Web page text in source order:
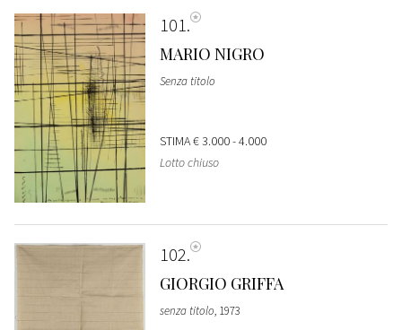
101
MARIO NIGRO
Senza titolo
STIMA€ 3.000 - 4.000
Lotto chiuso
102
GIORGIO GRIFFA
senza titolo, 1973